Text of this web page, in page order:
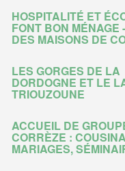
HOSPITALITÉ ET
FONT BON MÉNAGE
DES MAISONS DE
LES GORGES DE LA
DORDOGNE ET LE
TRIOUZOUNE
ACCUEIL DE
CORRÈZE :
MARIAGES,